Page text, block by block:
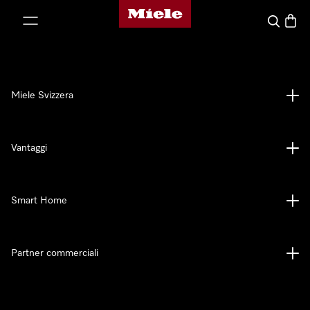
Homepage di Miele
Cerca
Miele Svizzera
Vantaggi
Smart Home
Partner commerciali